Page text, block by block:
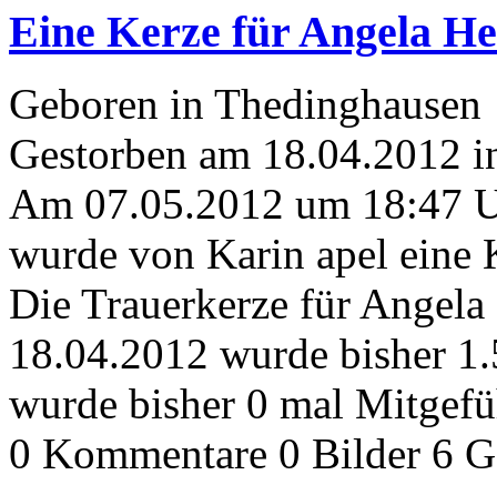
Eine Kerze für Angela
Geboren in Thedinghausen
Gestorben am 18.04.2012
Am 07.05.2012 um 18:47
wurde von Karin apel eine
Die Trauerkerze für
18.04.2012 wurde bisher
wurde bisher 0 mal
0 Kommentare 0 Bilder 6